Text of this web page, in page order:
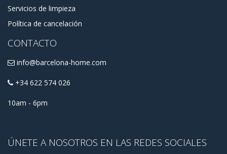
Servicios de limpieza
Política de cancelación
CONTACTO
info@barcelona-home.com
+34 622 574 026
10am - 6pm
ÚNETE A NOSOTROS EN LAS REDES SOCIALES